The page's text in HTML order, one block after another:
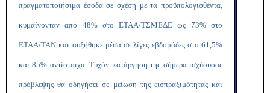
πραγματοποιήσιμα έσοδα σε σχέση με τα προϋπολογισθέντα,
κυμαίνονταν από 48% στο ΕΤΑΑ/ΤΣΜΕΔΕ ως 73% στο
ΕΤΑΑ/ΤΑΝ και αυξήθηκε μέσα σε λίγες εβδομάδες στο 61,5%
και 85% αντίστοιχα. Τυχόν κατάργηση της σήμερα ισχύουσας
πρόβλεψης θα οδηγήσει σε μείωση της εισπραξιμότητας και